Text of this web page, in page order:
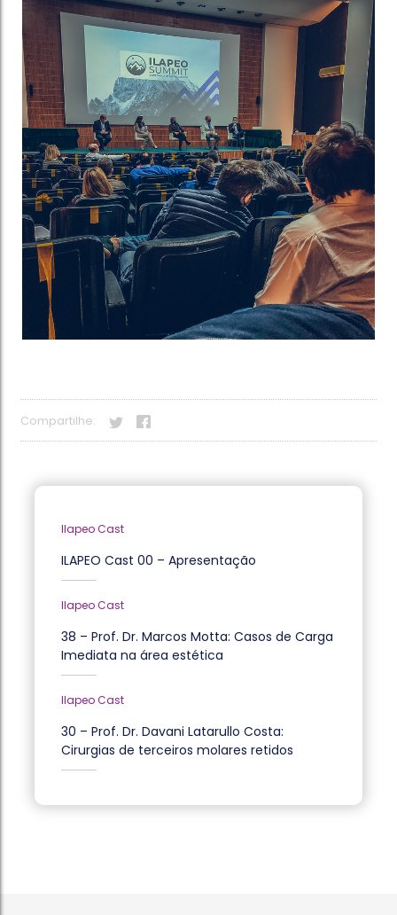
Compartilhe:
Ilapeo Cast
ILAPEO Cast 00 – Apresentação
Ilapeo Cast
38 – Prof. Dr. Marcos Motta: Casos de Carga
Imediata na área estética
Ilapeo Cast
30 – Prof. Dr. Davani Latarullo Costa:
Cirurgias de terceiros molares retidos